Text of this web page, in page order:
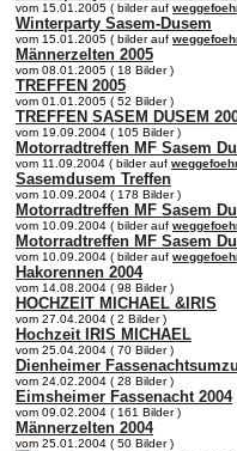
vom 15.01.2005 ( bilder auf
Winterparty Sasem-Dusem
vom 15.01.2005 ( bilder auf
Männerzelten 2005
vom 08.01.2005 ( 18 Bilder )
TREFFEN 2005
vom 01.01.2005 ( 52 Bilder )
TREFFEN SASEM DUSEM
vom 19.09.2004 ( 105 Bilder )
Motorradtreffen MF Sasem
vom 11.09.2004 ( bilder auf
Sasemdusem Treffen
vom 10.09.2004 ( 178 Bilder )
Motorradtreffen MF Sasem
vom 10.09.2004 ( bilder auf
Motorradtreffen MF Sasem
vom 10.09.2004 ( bilder auf
Hakorennen 2004
vom 14.08.2004 ( 98 Bilder )
HOCHZEIT MICHAEL &IRIS
vom 27.04.2004 ( 2 Bilder )
Hochzeit IRIS MICHAEL
vom 25.04.2004 ( 70 Bilder )
Dienheimer
vom 24.02.2004 ( 28 Bilder )
Eimsheimer Fassenacht 2004
vom 09.02.2004 ( 161 Bilder )
Männerzelten 2004
vom 25.01.2004 ( 50 Bilder )